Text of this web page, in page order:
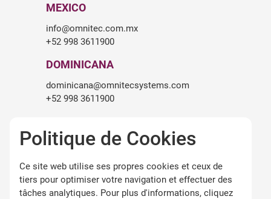
MEXICO
info@omnitec.com.mx
+52 998 3611900
DOMINICANA
dominicana@omnitecsystems.com
+52 998 3611900
roger.birch@omnitecsystems.com
Politique de Cookies
Ce site web utilise ses propres cookies et ceux de
tiers pour optimiser votre navigation et effectuer des
tâches analytiques. Pour plus d'informations, cliquez